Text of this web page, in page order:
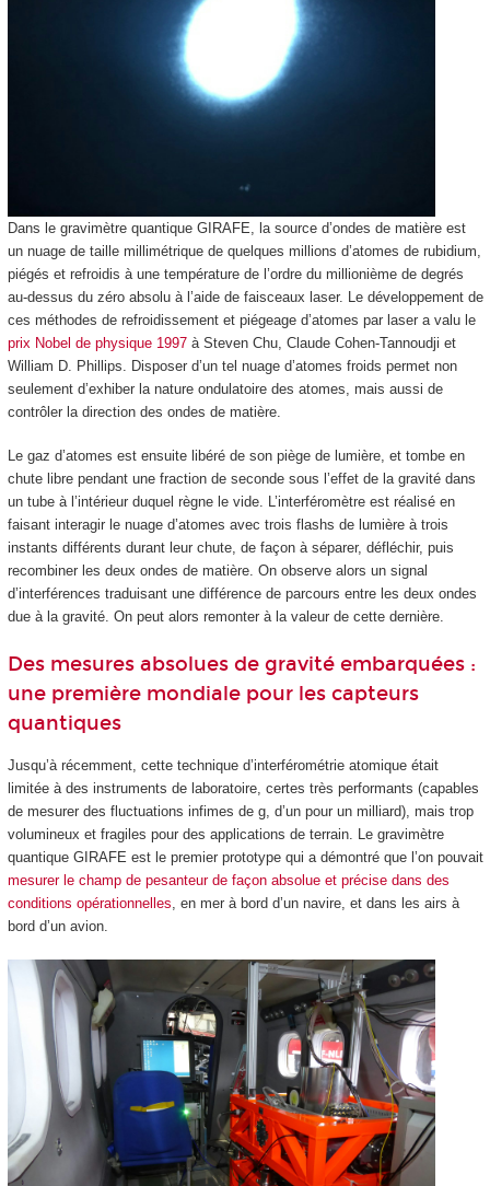
Dans le gravimètre quantique GIRAFE, la source d’ondes de matière est
un nuage de taille millimétrique de quelques millions d’atomes de rubidium,
piégés et refroidis à une température de l’ordre du millionième de degrés
au-dessus du zéro absolu à l’aide de faisceaux laser. Le développement de
ces méthodes de refroidissement et piégeage d’atomes par laser a valu le
prix Nobel de physique 1997à Steven Chu, Claude Cohen-Tannoudji et
William D. Phillips. Disposer d’un tel nuage d’atomes froids permet non
seulement d’exhiber la nature ondulatoire des atomes, mais aussi de
contrôler la direction des ondes de matière.
Le gaz d’atomes est ensuite libéré de son piège de lumière, et tombe en
chute libre pendant une fraction de seconde sous l’effet de la gravité dans
un tube à l’intérieur duquel règne le vide. L’interféromètre est réalisé en
faisant interagir le nuage d’atomes avec trois flashs de lumière à trois
instants différents durant leur chute, de façon à séparer, défléchir, puis
recombiner les deux ondes de matière. On observe alors un signal
d’interférences traduisant une différence de parcours entre les deux ondes
due à la gravité. On peut alors remonter à la valeur de cette dernière.
Des mesures absolues de gravité embarquées :
une première mondiale pour les capteurs
quantiques
Jusqu’à récemment, cette technique d’interférométrie atomique était
limitée à des instruments de laboratoire, certes très performants (capables
de mesurer des fluctuations infimes de g, d’un pour un milliard), mais trop
volumineux et fragiles pour des applications de terrain. Le gravimètre
quantique GIRAFE est le premier prototype qui a démontré que l’on pouvait
mesurer le champ de pesanteur de façon absolue et précise dans des
conditions opérationnelles, en mer à bord d’un navire, et dans les airs à
bord d’un avion.